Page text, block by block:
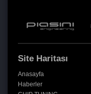
Site Haritası
Anasayfa
Haberler